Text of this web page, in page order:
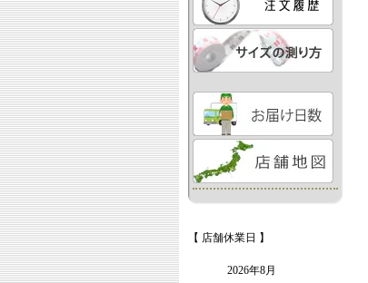
【 店舗休業日 】
2026年8月